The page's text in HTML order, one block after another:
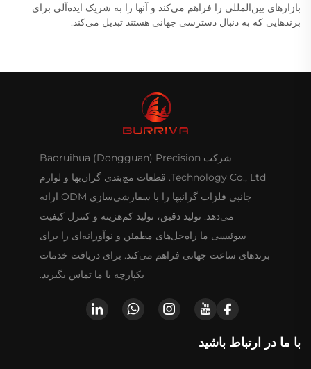
بازارهای بین‌المللی را فراهم می‌کند و آنها را به شریک ایده‌آلی برای
برندهایی که به دنبال دسترسی جهانی هستند تبدیل می‌کند.
شرکت Baoruihua (Dongguan) Precision
Technology Co., Ltd. قطعات مچ‌بندی گران‌بها و لوازم
جانبی فلزات گرانبها را با سفارشی‌سازی ODM ارائه
می‌دهد. تولید دقیق، تولید کم‌هزینه و کنترل کیفیت
سوئیسی ما راه‌حل‌های مطمئن و نوآورانه‌ای را برای
برندهای ساعت جهانی فراهم می‌کند. برای دریافت خدمات
یکپارچه با ما تماس بگیرید.
با ما در ارتباط باشید